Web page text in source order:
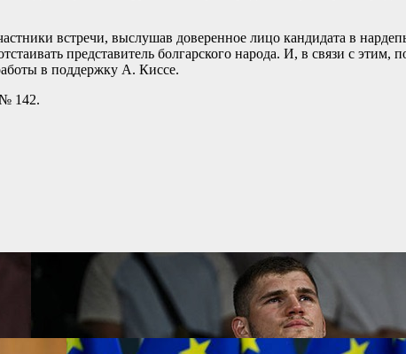
встречи, выслушав доверенное лицо кандидата в
представитель болгарского народа. И, в связи с этим,
в поддержку А. Киссе.
142.